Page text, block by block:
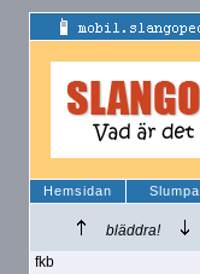
Hemsidan Slumpa
bläddra!
fkb